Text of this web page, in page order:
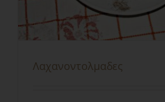
Λαχανοντολμαδες